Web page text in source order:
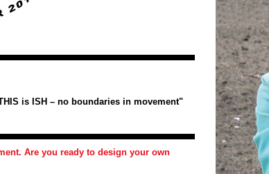
is ISH – no boundaries in movement"
Are you ready to design your own